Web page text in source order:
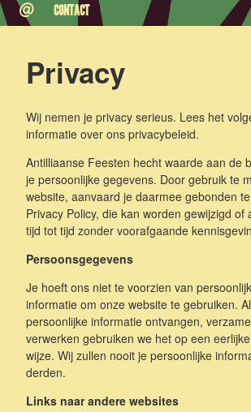
CONTACT
Privacy
Wij nemen je privacy serieus. Lees het
informatie over ons privacybeleid.
Antilliaanse Feesten hecht waarde aan de
je persoonlijke gegevens. Door gebruik te
website, aanvaard je daarmee gebonden
Privacy Policy, die kan worden gewijzigd of
tijd tot tijd zonder voorafgaande
Persoonsgegevens
Je hoeft ons niet te voorzien van
informatie om onze website te gebruiken.
persoonlijke informatie ontvangen,
verwerken gebruiken we het op een
wijze. Wij zullen nooit je persoonlijke
derden.
Links naar andere websites